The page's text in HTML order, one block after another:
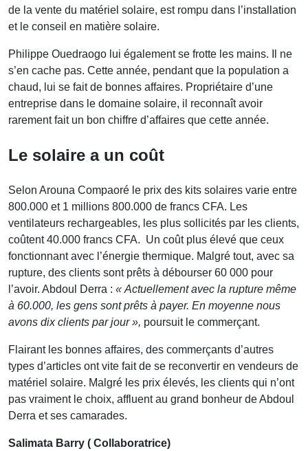
de la vente du matériel solaire, est rompu dans l’installation
et le conseil en matière solaire.
Philippe Ouedraogo lui également se frotte les mains. Il ne
s’en cache pas. Cette année, pendant que la population a
chaud, lui se fait de bonnes affaires. Propriétaire d’une
entreprise dans le domaine solaire, il reconnaît avoir
rarement fait un bon chiffre d’affaires que cette année.
Le solaire a un coût
Selon Arouna Compaoré le prix des kits solaires varie entre
800.000 et 1 millions 800.000 de francs CFA. Les
ventilateurs rechargeables, les plus sollicités par les clients,
coûtent 40.000 francs CFA. Un coût plus élevé que ceux
fonctionnant avec l’énergie thermique. Malgré tout, avec sa
rupture, des clients sont prêts à débourser 60 000 pour
l’avoir. Abdoul Derra : « Actuellement avec la rupture même
à 60.000, les gens sont prêts à payer. En moyenne nous
avons dix clients par jour », poursuit le commerçant.
Flairant les bonnes affaires, des commerçants d’autres
types d’articles ont vite fait de se reconvertir en vendeurs de
matériel solaire. Malgré les prix élevés, les clients qui n’ont
pas vraiment le choix, affluent au grand bonheur de Abdoul
Derra et ses camarades.
Salimata Barry ( Collaboratrice)